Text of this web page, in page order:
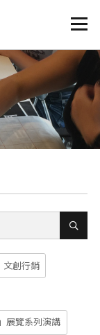
文創行銷
展覽系列演講